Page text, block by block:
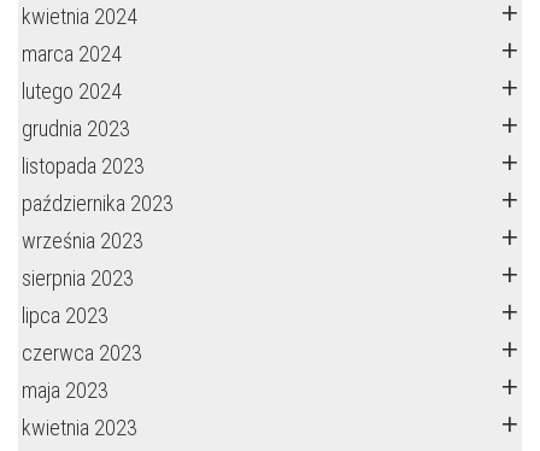
kwietnia 2024
marca 2024
lutego 2024
grudnia 2023
listopada 2023
października 2023
września 2023
sierpnia 2023
lipca 2023
czerwca 2023
maja 2023
kwietnia 2023